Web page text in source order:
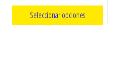
de
precios:
Seleccionar opciones